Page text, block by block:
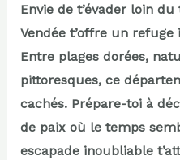
Envie de t’évader loin
Vendée t’offre un
Entre plages dorées,
pittoresques, ce
cachés. Prépare-toi à
de paix où le temps
escapade inoubliable